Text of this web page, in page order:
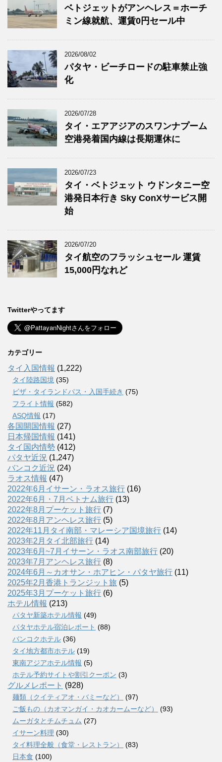
ベトジェットがアンヘレス＝ホーチ
ミン線就航、運賃0円セール中
2026/08/02
パタヤ・ビーチロードの駐車禁止強
化
2026/07/28
タイ・エアアジアのスワンナプーム
空港発着国内線は長期運休に
2026/07/23
タイ・ベトジェット ウドンタニー空
港発日本行き Sky ConXサービス開
始
2026/07/20
タイ航空のフラッシュセール 運賃
15,000円なれど
Twitterやってます
カテゴリー
タイ入国情報 (1,222)
タイ陸路国境 (35)
ビザ・タイランドパス・入国手続き (75)
フライト情報 (582)
ASQ情報 (17)
各国開国情報 (27)
日本帰国情報 (141)
タイ国内情勢 (412)
パタヤ近況 (1,247)
バンコク近況 (24)
ラオス情報 (47)
2022年6月イサーン・ラオス旅行 (16)
2022年6月・7月ベトナム旅行 (13)
2022年8月プーケット旅行 (7)
2022年8月アンヘレス旅行 (5)
2022年11月タイ南部・マレーシア国境旅行 (14)
2023年2月タイ北部旅行 (14)
2023年6月~7月イサーン・ラオス南部旅行 (20)
2023年7月アンヘレス旅行 (8)
2024年6月～カオサン・ホアヒン・パタヤ旅行 (11)
2025年2月香港トランジット旅 (5)
2025年3月プーケット旅行 (6)
ホテル情報 (213)
パタヤ新築ホテル情報 (49)
パタヤホテル宿泊レポート (88)
バンコクホテル (36)
タイ地方都市ホテル (19)
東南アジアホテル情報 (5)
ホテル予約サイトや割引クーポン (3)
グルメレポート (928)
麺類（クイティアオ・バミーなど）
(97)
ご飯もの（カオマンガイ・カオカームーなど）
(93)
ムーガタとチムチュム (27)
イサーン料理 (30)
タイ料理全般（食堂・レストラン）
(83)
日本食 (100)